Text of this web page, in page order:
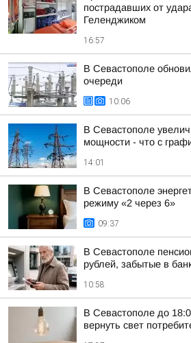
пострадавших от
Геленджиком
16:57
В Севастополе
очереди
10:06
В Севастополе
мощности - что с
14:01
В Севастополе
режиму «2 через 6»
09:37
В Севастополе
рублей, забытые в
10:58
В Севастополе до
вернуть свет